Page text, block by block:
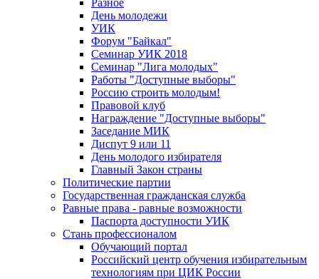
Разное
День молодежи
УИК
Форум "Байкал"
Семинар УИК 2018
Семинар "Лига молодых"
Работы "Доступные выборы"
Россию строить молодым!
Правовой клуб
Награждение "Доступные выборы"
Заседание МИК
Диспут 9 или 11
День молодого избирателя
Главный Закон страны
Политические партии
Государственная гражданская служба
Равные права - равные возможности
Паспорта доступности УИК
Стань профессионалом
Обучающий портал
Российский центр обучения избирательным
технологиям при ЦИК России